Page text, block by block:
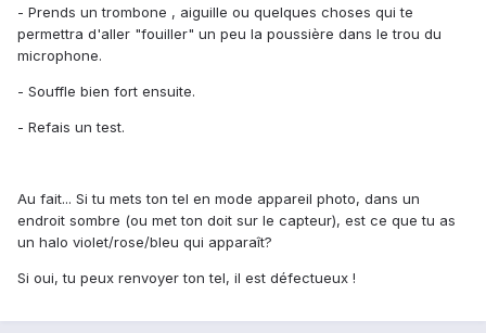
- Prends un trombone , aiguille ou quelques choses qui te
permettra d'aller "fouiller" un peu la poussière dans le trou du
microphone.
- Souffle bien fort ensuite.
- Refais un test.
Au fait... Si tu mets ton tel en mode appareil photo, dans un
endroit sombre (ou met ton doit sur le capteur), est ce que tu as
un halo violet/rose/bleu qui apparaît?
Si oui, tu peux renvoyer ton tel, il est défectueux !